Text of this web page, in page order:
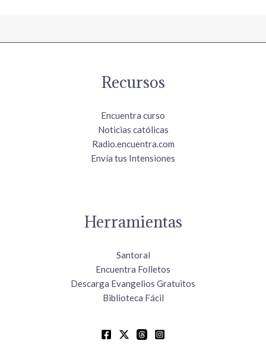
Recursos
Encuentra curso
Noticias católicas
Radio.encuentra.com
Envía tus Intensiones
Herramientas
Santoral
Encuentra Folletos
Descarga Evangelios Gratuitos
Biblioteca Fácil